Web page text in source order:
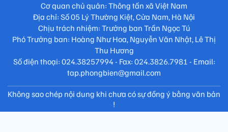
Cơ quan chủ quản: Thông tấn xã Việt Nam
Địa chỉ: Số 05 Lý Thường Kiệt, Cửa Nam, Hà Nội
Chịu trách nhiệm: Trưởng ban Trần Ngọc Tú
Phó Trưởng ban: Hoàng Như Hoa, Nguyễn Văn Nhật, Lê Thị
Thu Hương
Số điện thoại: 024.38257994 - Fax: 024.3826.7981 - Email:
tap.phongbien@gmail.com
Không sao chép nội dung khi chưa có sự đồng ý bằng văn bản
!